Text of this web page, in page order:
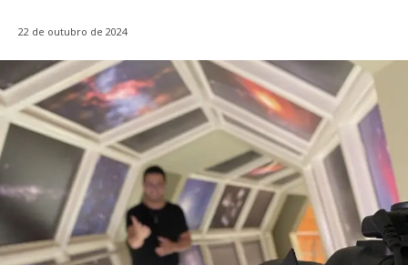
22 de outubro de 2024